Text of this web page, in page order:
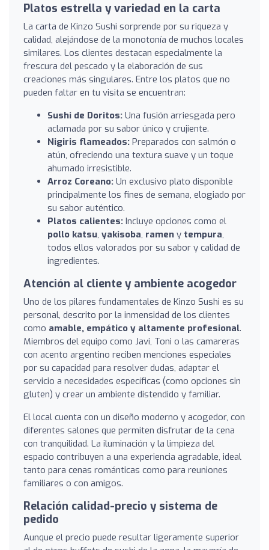
Platos estrella y variedad en la carta
La carta de Kinzo Sushi sorprende por su riqueza y
calidad, alejándose de la monotonía de muchos locales
similares. Los clientes destacan especialmente la
frescura del pescado y la elaboración de sus
creaciones más singulares. Entre los platos que no
pueden faltar en tu visita se encuentran:
Sushi de Doritos: Una fusión arriesgada pero
aclamada por su sabor único y crujiente.
Nigiris flameados: Preparados con salmón o
atún, ofreciendo una textura suave y un toque
ahumado irresistible.
Arroz Coreano: Un exclusivo plato disponible
principalmente los fines de semana, elogiado por
su sabor auténtico.
Platos calientes: Incluye opciones como el
pollo katsu, yakisoba, ramen y tempura,
todos ellos valorados por su sabor y calidad de
ingredientes.
Atención al cliente y ambiente acogedor
Uno de los pilares fundamentales de Kinzo Sushi es su
personal, descrito por la inmensidad de los clientes
como amable, empático y altamente profesional.
Miembros del equipo como Javi, Toni o las camareras
con acento argentino reciben menciones especiales
por su capacidad para resolver dudas, adaptar el
servicio a necesidades específicas (como opciones sin
gluten) y crear un ambiente distendido y familiar.
El local cuenta con un diseño moderno y acogedor, con
diferentes salones que permiten disfrutar de la cena
con tranquilidad. La iluminación y la limpieza del
espacio contribuyen a una experiencia agradable, ideal
tanto para cenas románticas como para reuniones
familiares o con amigos.
Relación calidad-precio y sistema de
pedido
Aunque el precio puede resultar ligeramente superior